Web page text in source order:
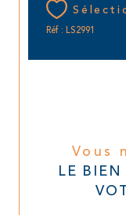
Réf : LS2991
LE